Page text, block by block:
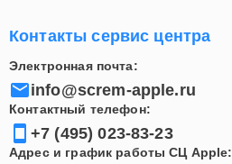
Контакты сервис центра
Электронная почта:
info@screm-apple.ru
Контактный телефон:
+7 (495) 023-83-23
Адрес и график работы СЦ Apple: